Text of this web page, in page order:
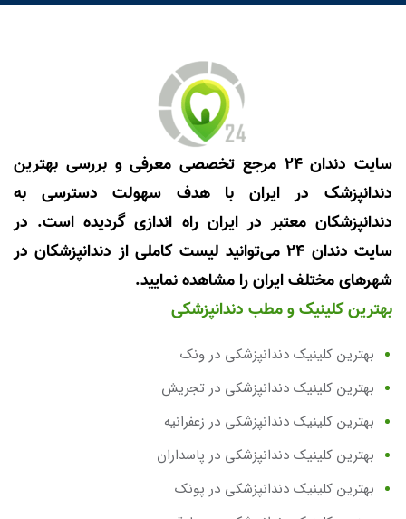
سایت دندان 24 مرجع تخصصی معرفی و بررسی بهترین
دندانپزشک در ایران با هدف سهولت دسترسی به
دندانپزشکان معتبر در ایران راه اندازی گردیده است. در
سایت دندان 24 می‌توانید لیست کاملی از دندانپزشکان در
شهرهای مختلف ایران را مشاهده نمایید.
بهترین کلینیک و مطب دندانپزشکی
بهترین کلینیک دندانپزشکی در ونک
بهترین کلینیک دندانپزشکی در تجریش
بهترین کلینیک دندانپزشکی در زعفرانیه
بهترین کلینیک دندانپزشکی در پاسداران
بهترین کلینیک دندانپزشکی در پونک